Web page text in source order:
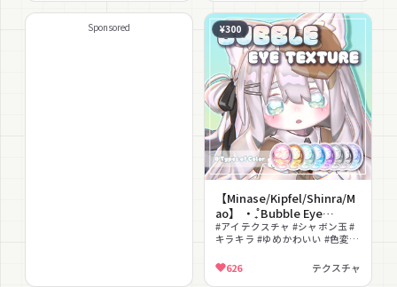
Sponsored ¥300
【Minase/Kipfel/Shinra/M
ao】 ‧₊̊ Bubble Eye
Texture°₊‧
#アイテクスチャ #シャボン玉 #
キラキラ #ゆめかわいい #色変え
626 テクスチャ